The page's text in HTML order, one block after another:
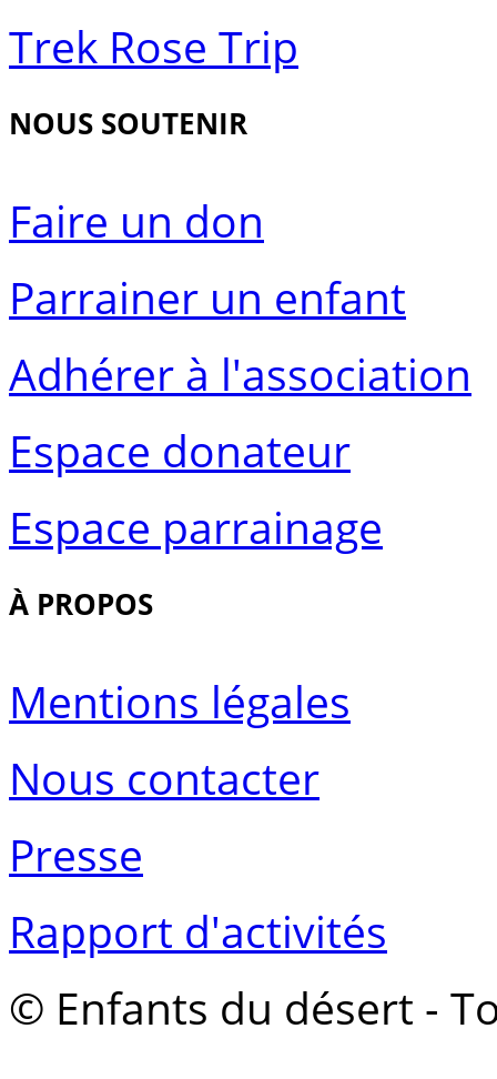
Trek Rose Trip
NOUS SOUTENIR
Faire un don
Parrainer un enfant
Adhérer à l'association
Espace donateur
Espace parrainage
À PROPOS
Mentions légales
Nous contacter
Presse
Rapport d'activités
© Enfants du désert -